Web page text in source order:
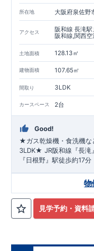
所在地 大阪府泉佐野
アクセス
阪和線 長滝
阪和線,関西
土地面積 128.13㎡
建物面積 107.65㎡
間取り 3LDK
カースペース 2台
Good!
★ガス乾燥機・食洗機
3LDK★ JR阪和線『長滝
『日根野』駅徒歩約17分
パ
ワイドバル
を積極採用 ​・トイレは
15分
『市立日根野小学
徒歩約12分​ ​『ファミリ
見学予約・資料
物